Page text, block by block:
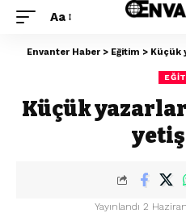
Aa
Envanter Haber > Eğitim > Küçük
Küçük yazarlar
Yayınlandı 2